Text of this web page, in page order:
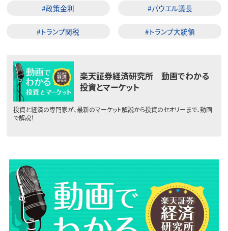
#政策金利 #パウエル議長
#トランプ関税 #トランプ大統領
楽天証券経済研究所 動画でわかる
投資とマーケット
投資と経済の専門家が、最新のマーケット解説から投資のセオリーまで、動画
で解説！